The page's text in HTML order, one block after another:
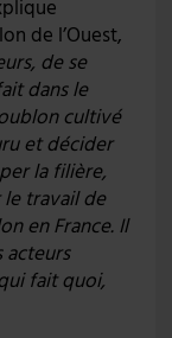
de l’Ouest,
de se
dans le
cultivé
et décider
la filière,
travail de
en France. Il
acteurs
fait quoi,